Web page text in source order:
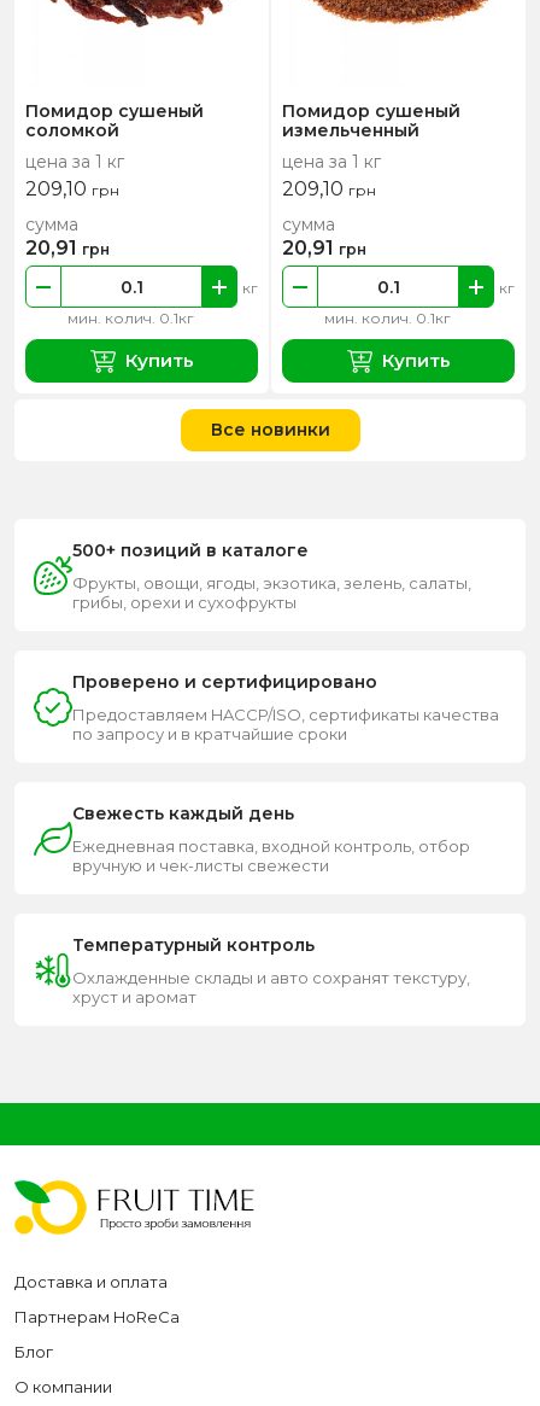
Помидор сушеный
соломкой
цена за 1 кг
209,10 грн
мин. колич. 0.1кг
кг
сумма
20,91 грн
Купить
Помидор сушеный
измельченный
цена за 1 кг
209,10 грн
мин. колич. 0.1кг
кг
сумма
20,91 грн
Купить
Все новинки
500+ позиций в каталоге
Фрукты, овощи, ягоды, экзотика, зелень, салаты,
грибы, орехи и сухофрукты
Проверено и сертифицировано
Предоставляем HACCP/ISO, сертификаты качества
по запросу и в кратчайшие сроки
Свежесть каждый день
Ежедневная поставка, входной контроль, отбор
вручную и чек-листы свежести
Температурный контроль
Охлажденные склады и авто сохранят текстуру,
хруст и аромат
Доставка и оплата
Партнерам HoReCa
Блог
О компании